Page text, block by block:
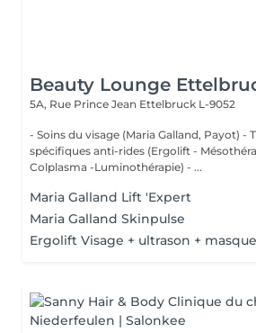
Beauty Lounge
5A, Rue Prince Jean Ettelbruck L-9052
- Soins du visage (Maria Galland, Payot) -
spécifiques anti-rides (Ergolift -
Colplasma -Luminothérapie) - ...
Maria Galland Lift 'Expert
Maria Galland Skinpulse
Ergolift Visage + ultrason + masque